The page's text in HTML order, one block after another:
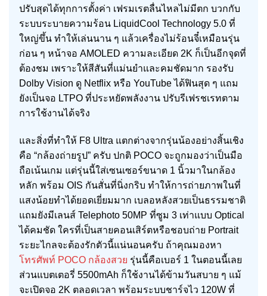
ปรับสุดได้ทุกการตั้งค่า เฟรมเรตลื่นไหลไม่มีตก บวกกับ
ระบบระบายความร้อน LiquidCool Technology 5.0 ที่
ใหญ่ขึ้น ทำให้เล่นนาน ๆ แล้วเครื่องไม่ร้อนจี๋เหมือนรุ่น
ก่อน ๆ หน้าจอ AMOLED ความละเอียด 2K ก็เป็นอีกจุดที่
ต้องชม เพราะให้สีสันที่แม่นยำและคมชัดมาก รองรับ
Dolby Vision ดู Netflix หรือ YouTube ได้ฟินสุด ๆ แถม
ยังเป็นจอ LTPO ที่ประหยัดพลังงาน ปรับรีเฟรชเรทตาม
การใช้งานได้จริง
และสิ่งที่ทำให้ F8 Ultra แตกต่างจากรุ่นน้องอย่างสิ้นเชิง
คือ “กล้องถ่ายรูป” ครับ ปกติ POCO จะถูกมองว่าเป็นมือ
ถือเน้นเกม แต่รุ่นนี้ใส่เซนเซอร์ขนาด 1 นิ้วมาในกล้อง
หลัก พร้อม OIS กันสั่นที่นิ่งกริบ ทำให้การถ่ายภาพในที่
แสงน้อยทำได้ยอดเยี่ยมมาก เบลอหลังสวยเป็นธรรมชาติ
แถมยังมีเลนส์ Telephoto 50MP ที่ซูม 3 เท่าแบบ Optical
ได้คมชัด ใครที่เป็นสายคอนเสิร์ตหรือชอบถ่าย Portrait
ระยะไกลจะต้องรักตัวนี้แน่นอนครับ ถ้าคุณมองหา
โทรศัพท์ POCO กล้องสวย รุ่นนี้คือเบอร์ 1 ในตอนนี้เลย
ส่วนแบตเตอรี่ 5500mAh ก็ใช้งานได้ข้ามวันสบาย ๆ แม้
จะเปิดจอ 2K ตลอดเวลา พร้อมระบบชาร์จไว 120W ที่